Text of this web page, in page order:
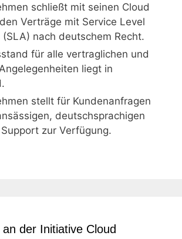
schließt mit seinen Cloud
Verträge mit Service Level
nach deutschem Recht.
für alle vertraglichen und
liegt in
stellt für Kundenanfragen
deutschsprachigen
zur Verfügung.
an der Initiative Cloud